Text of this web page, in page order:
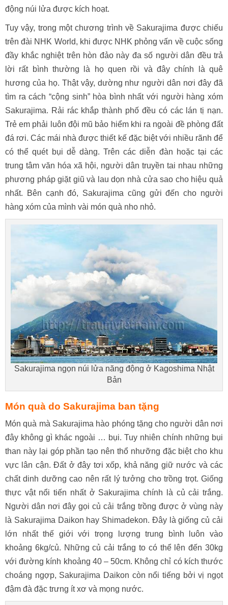
động núi lửa được kích hoạt.
Tuy vậy, trong một chương trình về Sakurajima được chiếu
trên đài NHK World, khi được NHK phỏng vấn về cuộc sống
đầy khắc nghiệt trên hòn đảo này đa số người dân đều trả
lời rất bình thường là họ quen rồi và đây chính là quê
hương của họ. Thật vậy, dường như người dân nơi đây đã
tìm ra cách “cộng sinh” hòa bình nhất với người hàng xóm
Sakurajima. Rải rác khắp thành phố đều có các lán tị nạn.
Trẻ em phải luôn đội mũ bảo hiểm khi ra ngoài đề phòng đất
đá rơi. Các mái nhà được thiết kế đặc biệt với nhiều rãnh để
có thể quét bụi dễ dàng. Trên các diễn đàn hoặc tại các
trung tâm văn hóa xã hội, người dân truyền tai nhau những
phương pháp giặt giũ và lau dọn nhà cửa sao cho hiệu quả
nhất. Bên cạnh đó, Sakurajima cũng gửi đến cho người
hàng xóm của mình vài món quà nho nhỏ.
Sakurajima ngọn núi lửa năng động ở Kagoshima Nhật
Bản
Món quà do Sakurajima ban tặng
Món quà mà Sakurajima hào phóng tặng cho người dân nơi
đây không gì khác ngoài … bụi. Tuy nhiên chính những bụi
than này lại góp phần tạo nên thổ nhưỡng đặc biệt cho khu
vực lân cận. Đất ở đây tơi xốp, khả năng giữ nước và các
chất dinh dưỡng cao nên rất lý tưởng cho trồng trọt. Giống
thực vật nổi tiến nhất ở Sakurajima chính là củ cải trắng.
Người dân nơi đây gọi củ cải trắng trồng được ở vùng này
là Sakurajima Daikon hay Shimadekon. Đây là giống củ cải
lớn nhất thế giới với trọng lượng trung bình luôn vào
khoảng 6kg/củ. Những củ cải trắng to có thể lên đến 30kg
với đường kính khoảng 40 – 50cm. Không chỉ có kích thước
choáng ngợp, Sakurajima Daikon còn nổi tiếng bởi vị ngọt
đậm đà đặc trưng ít xơ và mọng nước.